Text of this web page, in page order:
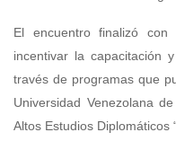
El encuentro finalizó
incentivar la capacitación
través de programas que
Universidad Venezolana
Altos Estudios Diplomáticos